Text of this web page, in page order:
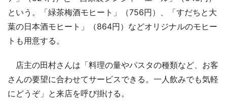
という。「緑茶梅酒モヒート」（756円）、「すだちと大
葉の日本酒モヒート」（864円）などオリジナルのモヒー
トも用意する。
店主の田村さんは「料理の量やパスタの種類など、お客
さんの要望に合わせてサービスできる。一人飲みでも気軽
にどうぞ」と来店を呼び掛ける。